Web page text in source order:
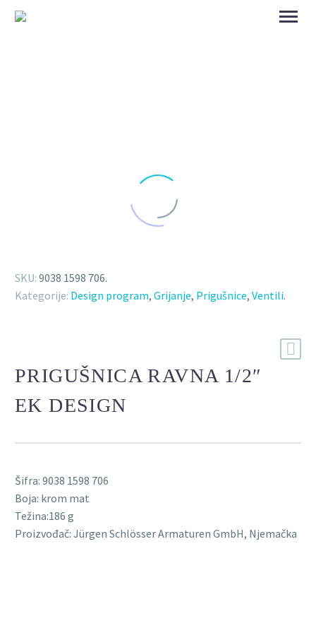
SKU: 9038 1598 706.
Kategorije: Design program, Grijanje, Prigušnice, Ventili.
PRIGUŠNICA RAVNA 1/2″
EK DESIGN
Šifra: 9038 1598 706
Boja: krom mat
Težina:186 g
Proizvođač: Jürgen Schlösser Armaturen GmbH, Njemačka